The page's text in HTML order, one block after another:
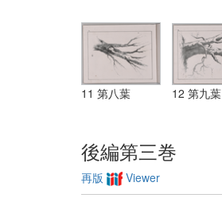
11 第八葉 12 第九葉
後編第三巻
再版 Viewer